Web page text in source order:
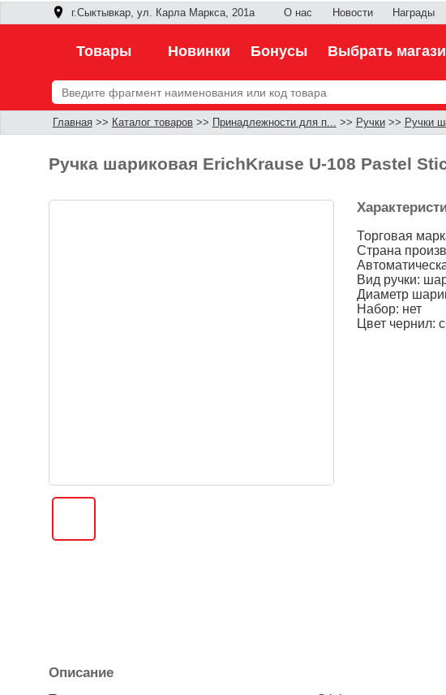
г.Сыктывкар, ул. Карла Маркса, 201а О нас Новости Награды
Товары Новинки Бонусы Выбрать
Главная>> Каталог товаров>> Принадлежности для п... >> Ручки>> Ручки
Ручка шариковая ErichKrause U-108 Pastel
Торговая
Страна
Вид ручки:
Диаметр
Набор: нет
Цвет чернил:
Описание